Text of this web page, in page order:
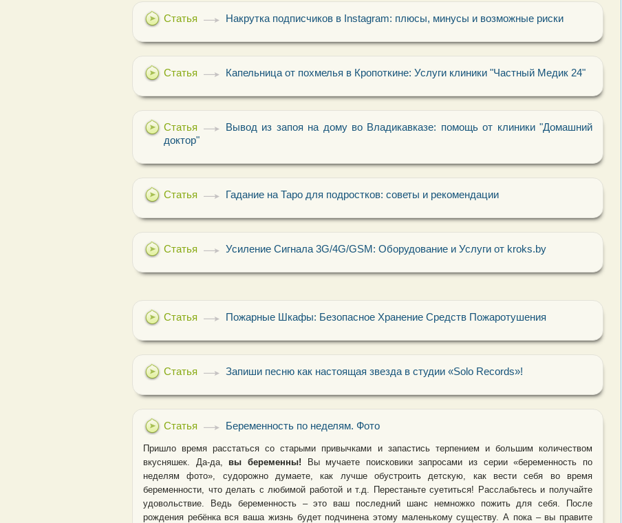
Статья Накрутка подписчиков в Instagram: плюсы, минусы и возможные риски
Статья Капельница от похмелья в Кропоткине: Услуги клиники "Частный Медик 24"
Статья
Вывод из запоя на дому во Владикавказе: помощь от клиники "Домашний
доктор"
Статья Гадание на Таро для подростков: советы и рекомендации
Статья Усиление Сигнала 3G/4G/GSM: Оборудование и Услуги от kroks.by
Статья Пожарные Шкафы: Безопасное Хранение Средств Пожаротушения
Статья Запиши песню как настоящая звезда в студии «Solo Records»!
Статья Беременность по неделям. Фото
Пришло время расстаться со старыми привычками и запастись терпением и большим количеством
вкусняшек. Да-да,
вы беременны! Вы мучаете поисковики запросами из серии «беременность по
неделям фото», судорожно думаете, как лучше обустроить детскую, как вести себя во время
беременности, что делать с любимой работой и т.д. Перестаньте суетиться! Расслабьтесь и получайте
удовольствие. Ведь беременность – это ваш последний шанс немножко пожить для себя. После
рождения ребёнка вся ваша жизнь будет подчинена этому маленькому существу. А пока – вы правите